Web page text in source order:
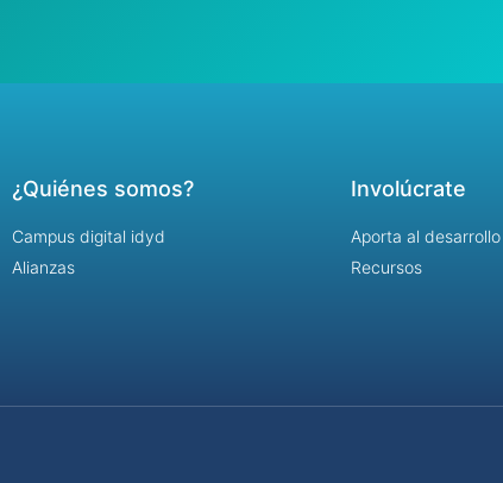
¿Quiénes somos?
Campus digital idyd
Alianzas
Involúcrate
Aporta al desarrollo
Recursos